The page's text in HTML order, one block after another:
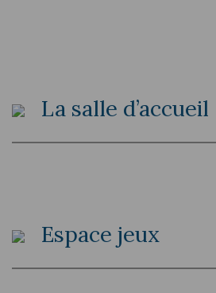
La salle d’accueil
Espace jeux